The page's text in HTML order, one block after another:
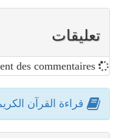
تعليقات
قراءة القرآن